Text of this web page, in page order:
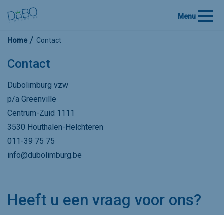
Menu
Home Contact
Contact
Dubolimburg vzw
p/a Greenville
Centrum-Zuid 1111
3530 Houthalen-Helchteren
011-39 75 75
info@dubolimburg.be
Heeft u een vraag voor ons?